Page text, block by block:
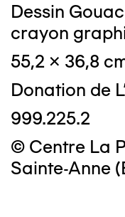
Dessin
crayon
55,2 x 36,8
Donation de
999.225.2
© Centre La
Sainte-Anne